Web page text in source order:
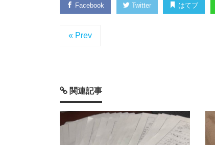
Facebook Twitter はてブ
« Prev
関連記事